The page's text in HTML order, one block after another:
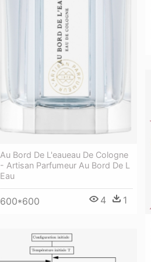
Au Bord De L'eaueau De Cologne
- Artisan Parfumeur Au Bord De L
Eau
600*600 4 1